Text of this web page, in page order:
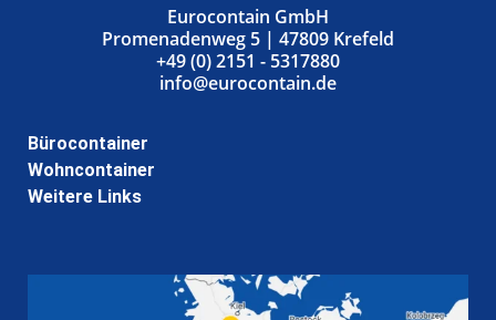
Eurocontain GmbH
Promenadenweg 5 | 47809 Krefeld
+49 (0) 2151 - 5317880
info@eurocontain.de
Bürocontainer
Wohncontainer
Weitere Links